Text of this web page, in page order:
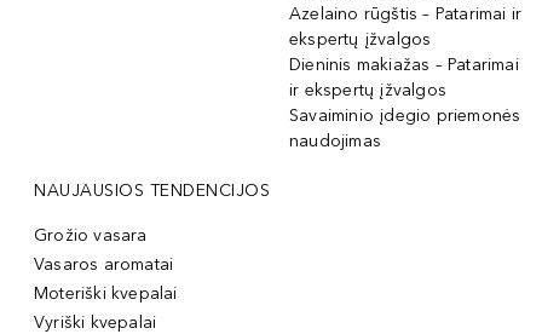
Azelaino rūgštis – Patarimai ir
ekspertų įžvalgos
Dieninis makiažas – Patarimai
ir ekspertų įžvalgos
Savaiminio įdegio priemonės
naudojimas
NAUJAUSIOS TENDENCIJOS
Grožio vasara
Vasaros aromatai
Moteriški kvepalai
Vyriški kvepalai